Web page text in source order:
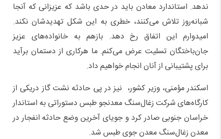
ندهد. استاندارد معادن باید در حدی باشد که عزیزانی که آنجا
شبانه‌روز تلاش می‌کنند، خطری به این شکل تهدیدشان نکند.
امیدوارم این اتفاق رخ دهد. بازهم به خانواده‌های عزیز
جان‌باختگان تسلیت عرض می‌کنم. ما هرکاری از دستمان برآید
برای پشتیبانی از آنان انجام خواهیم داد.
اسکندر مؤمنی، وزیر کشور، نیز در پی حادثه نشت گاز دریکی از
کارگاه‌های شرکت زغال‌سنگ معدنجو طبس دستوراتی به استاندار
خراسان جنوبی صادر کرد و جویای آخرین وضع حادثه انفجار در
معدن زغال‌سنگ معدن جوی طبس شد.